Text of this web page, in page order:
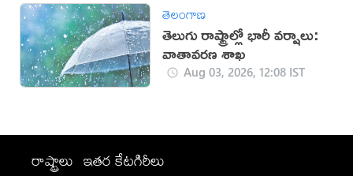
తెలంగాణ
తెలుగు రాష్ట్రాల్లో భారీ వర్షాలు:
వాతావరణ శాఖ
Aug 03, 2026, 12:08 IST
రాష్ట్రాలు ఇతర కేటగిరీలు